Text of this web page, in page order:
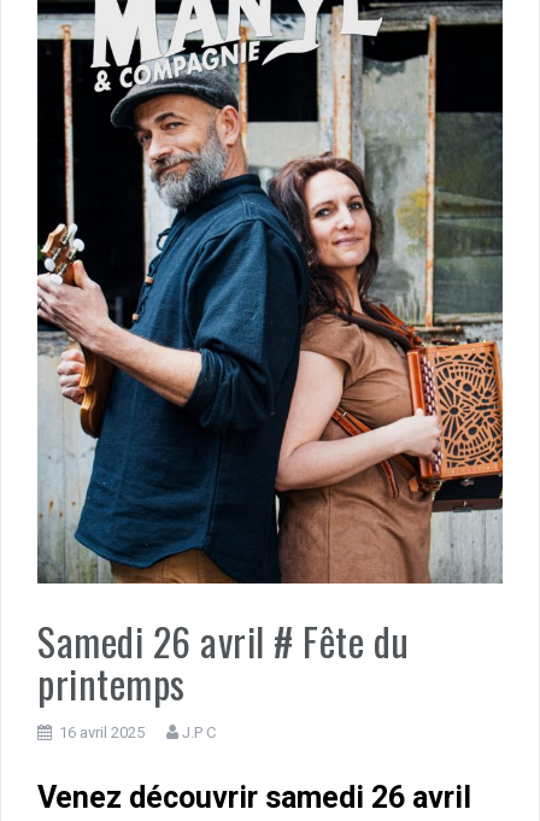
Samedi 26 avril # Fête du
printemps
16 avril 2025 J.P C
Venez découvrir samedi 26 avril